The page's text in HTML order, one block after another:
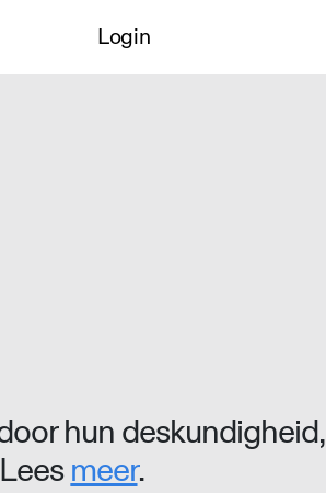
Login
hun deskundigheid,
meer.